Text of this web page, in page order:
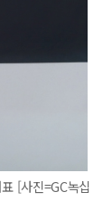
[사진=GC녹십